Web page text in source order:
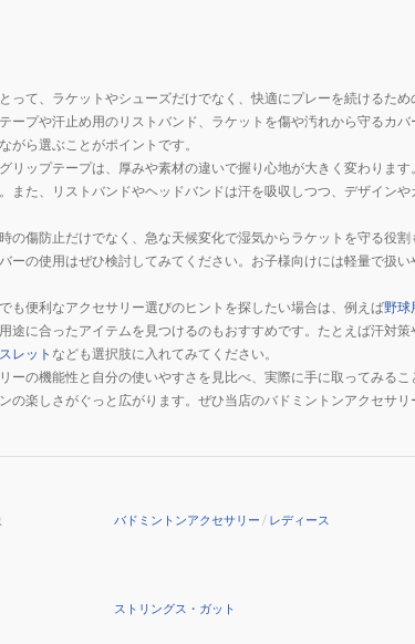
って、ラケットやシューズだけでなく、快適にプレーを続けるた
ープや汗止め用のリストバンド、ラケットを傷や汚れから守るカ
がら選ぶことがポイントです。
リップテープは、厚みや素材の違いで握り心地が大きく変わりま
また、リストバンドやヘッドバンドは汗を吸収しつつ、デザイン
の傷防止だけでなく、急な天候変化で湿気からラケットを守る役
ーの使用はぜひ検討してみてください。お子様向けには軽量で扱
も便利なアクセサリー選びのヒントを探したい場合は、例えば野球
途に合ったアイテムを見つけるのもおすすめです。たとえば汗対
レット なども選択肢に入れてみてください。
ーの機能性と自分の使いやすさを見比べ、実際に手に取ってみる
の楽しさがぐっと広がります。ぜひ当店のバドミントンアクセサ
バドミントンアクセサリー / レディース
ストリングス・ガット